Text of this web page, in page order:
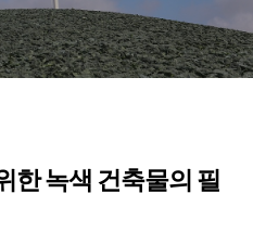
한 녹색 건축물의 필